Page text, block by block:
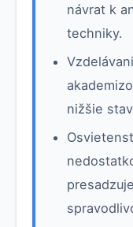
návrat k
techniky.
nižšie